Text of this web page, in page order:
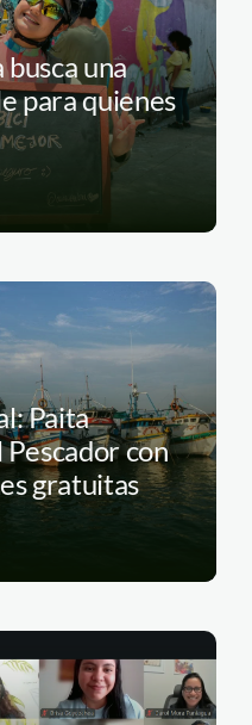
una
para quienes
Paita
con
gratuitas